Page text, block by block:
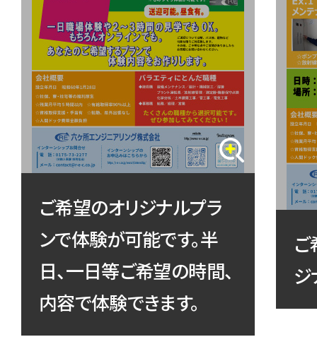
ご希望のオリジナルプラ
ンで体験が可能です。半
日、一日等ご希望の時間、
内容で体験できます。
ご
ジ